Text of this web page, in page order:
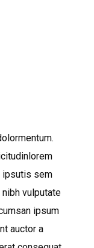
ipsutis sem
vulputate
ipsum
auctor a